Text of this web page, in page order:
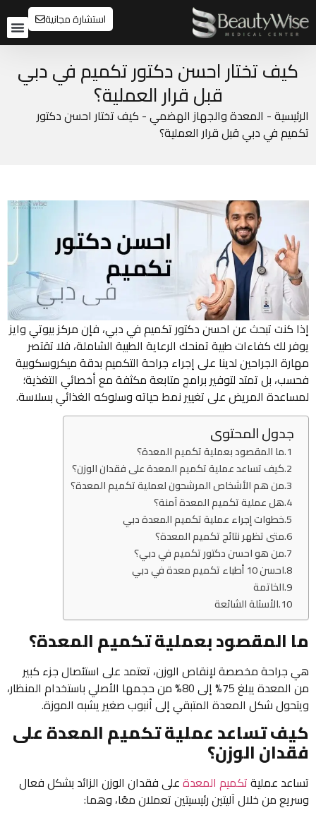
استشارة مجانية
كيف تختار احسن دكتور تكميم في دبي
قبل قرار العملية؟
الرئيسية- المعدة والجهاز الهضمي- كيف تختار احسن دكتور
تكميم في دبي قبل قرار العملية؟
إذا كنت تبحث عن احسن دكتور تكميم في دبي، فإن مركز بيوتي وايز
يوفر لك كفاءات طبية تمنحك الرعاية الطبية الشاملة، فلا تقتصر
مهارة الجراحين لدينا على إجراء جراحة التكميم بدقة ميكروسكوبية
فحسب، بل تمتد لتوفير برامج متابعة مكثفة مع أخصائي التغذية؛
لمساعدة المريض على تغيير نمط حياته وسلوكه الغذائي بسلاسة.
جدول المحتوى
ما المقصود بعملية تكميم المعدة؟
كيف تساعد عملية تكميم المعدة على فقدان الوزن؟
من هم الأشخاص المرشحون لعملية تكميم المعدة؟
هل عملية تكميم المعدة آمنة؟
خطوات إجراء عملية تكميم المعدة دبي
متى تظهر نتائج تكميم المعدة؟
من هو احسن دكتور تكميم في دبي؟
احسن 10 أطباء تكميم معدة في دبي
الخاتمة
الأسئلة الشائعة
ما المقصود بعملية تكميم المعدة؟
هي جراحة مخصصة لإنقاص الوزن، تعتمد على استئصال جزء كبير
من المعدة يبلغ 75% إلى 80% من حجمها الأصلي باستخدام المنظار،
ويتحول شكل المعدة المتبقي إلى أنبوب صغير يشبه الموزة.
كيف تساعد عملية تكميم المعدة على
فقدان الوزن؟
تساعد عمليةتكميم المعدةعلى فقدان الوزن الزائد بشكل فعال
وسريع من خلال آليتين رئيسيتين تعملان معًا، وهما: